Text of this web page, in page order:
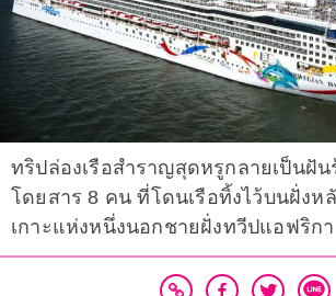
ทริปล่องเรือสำราญสุดหรูกลายเป็นฝั
โดยสาร 8 คน ที่โดนเรือทิ้งไว้บนฝั่งห
เกาะแห่งหนึ่งนอกชายฝั่งทวีปแอฟริกา